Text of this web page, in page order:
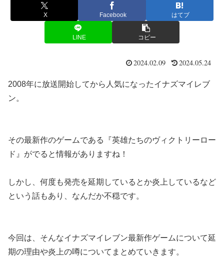
X Facebook はてブ
LINE コピー
2024.02.09 2024.05.24
2008年に放送開始してから人気になったイナズマイレブ
ン。
その最新作のゲームである『英雄たちのヴィクトリーロー
ド』がでると情報がありますね！
しかし、何度も発売を延期しているとか炎上しているなど
という話もあり、なんだか不穏です。
今回は、そんなイナズマイレブン最新作ゲームについて延
期の理由や炎上の噂についてまとめていきます。